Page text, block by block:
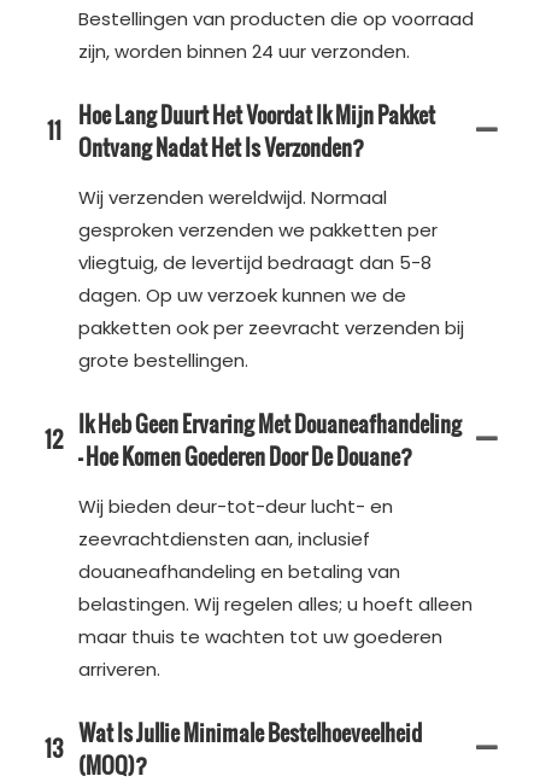
Bestellingen van producten die op voorraad
zijn, worden binnen 24 uur verzonden.
11 Hoe Lang Duurt Het Voordat Ik Mijn Pakket
Ontvang Nadat Het Is Verzonden?
Wij verzenden wereldwijd. Normaal
gesproken verzenden we pakketten per
vliegtuig, de levertijd bedraagt ​​dan 5-8
dagen. Op uw verzoek kunnen we de
pakketten ook per zeevracht verzenden bij
grote bestellingen.
12 Ik Heb Geen Ervaring Met Douaneafhandeling
– Hoe Komen Goederen Door De Douane?
Wij bieden deur-tot-deur lucht- en
zeevrachtdiensten aan, inclusief
douaneafhandeling en betaling van
belastingen. Wij regelen alles; u hoeft alleen
maar thuis te wachten tot uw goederen
arriveren.
13 Wat Is Jullie Minimale Bestelhoeveelheid
(MOQ)?